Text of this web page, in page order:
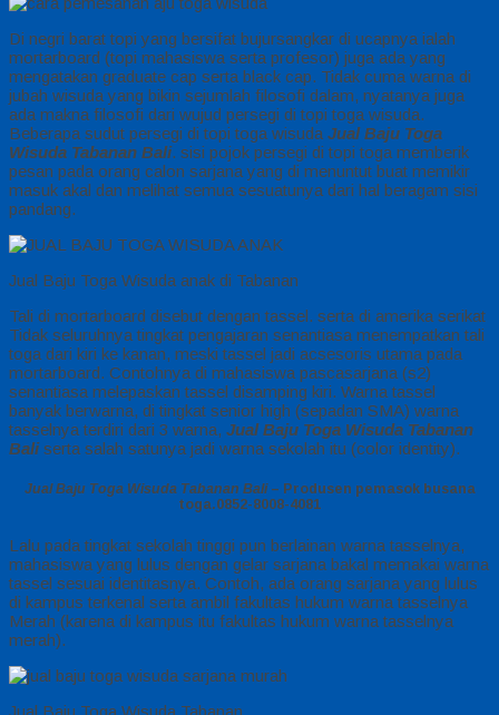
Di negri barat topi yang bersifat bujursangkar di ucapnya ialah
mortarboard (topi mahasiswa serta profesor) juga ada yang
mengatakan graduate cap serta black cap. Tidak cuma warna di
jubah wisuda yang bikin sejumlah filosofi dalam, nyatanya juga
ada makna filosofi dari wujud persegi di topi toga wisuda.
Beberapa sudut persegi di topi toga wisuda Jual Baju Toga
Wisuda Tabanan Bali. sisi pojok persegi di topi toga memberik
pesan pada orang calon sarjana yang di menuntut buat memikir
masuk akal dan melihat semua sesuatunya dari hal beragam sisi
pandang.
Jual Baju Toga Wisuda anak di Tabanan
Tali di mortarboard disebut dengan tassel. serta di amerika serikat
Tidak seluruhnya tingkat pengajaran senantiasa menempatkan tali
toga dari kiri ke kanan, meski tassel jadi acsesoris utama pada
mortarboard. Contohnya di mahasiswa pascasarjana (s2)
senantiasa melepaskan tassel disamping kiri. Warna tassel
banyak berwarna, di tingkat senior high (sepadan SMA) warna
tasselnya terdiri dari 3 warna, Jual Baju Toga Wisuda Tabanan
Baliserta salah satunya jadi warna sekolah itu (color identity).
Jual Baju Toga Wisuda Tabanan Bali – Produsen pemasok busana
toga.0852-8008-4081
Lalu pada tingkat sekolah tinggi pun berlainan warna tasselnya,
mahasiswa yang lulus dengan gelar sarjana bakal memakai warna
tassel sesuai identitasnya. Contoh, ada orang sarjana yang lulus
di kampus terkenal serta ambil fakultas hukum warna tasselnya
Merah (karena di kampus itu fakultas hukum warna tasselnya
merah).
Jual Baju Toga Wisuda Tabanan